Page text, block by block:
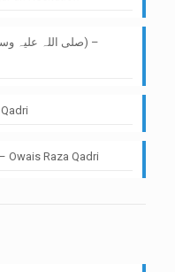
Owais Raza Qadri